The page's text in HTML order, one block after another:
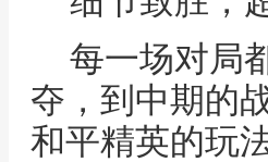
每一场对局
夺，到中期的
和平精英的玩